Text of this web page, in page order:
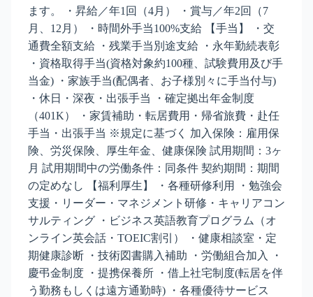
ます。 ・昇給／年1回（4月） ・賞与／年2回（7
月、12月） ・時間外手当100%支給 【手当】 ・交
通費全額支給 ・残業手当別途支給 ・永年勤続表彰
・資格取得手当(資格対象約100種、試験費用及び手
当金) ・家族手当(配偶者、お子様別々に手当付与)
・休日・深夜・出張手当 ・確定拠出年金制度
（401K） ・家賃補助・転居費用・帰省旅費・赴任
手当・出張手当 ※規定に基づく 加入保険：雇用保
険、労災保険、厚生年金、健康保険 試用期間：3ヶ
月 試用期間中の労働条件：同条件 契約期間：期間
の定めなし 【福利厚生】 ・各種研修利用 ・勉強会
支援・リーダー・マネジメント研修・キャリアコン
サルティング ・ビジネス英語教育プログラム（オ
ンライン英会話・TOEIC割引） ・健康相談室・定
期健康診断 ・技術図書購入補助 ・労働組合加入 ・
慶弔金制度 ・提携保養所 ・借上社宅制度(転居を伴
う勤務もしくは遠方通勤時) ・各種優待サービス